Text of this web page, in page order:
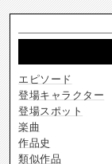
エピソード
登場キャラクター
登場スポット
楽曲
作品史
類似作品